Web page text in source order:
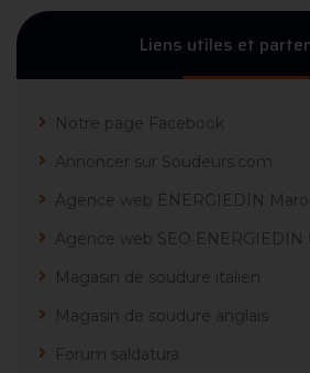
Liens utiles et
Notre page Facebook
Annoncer sur Soudeurs.com
Agence web ENERGIEDIN
Agence web SEO ENERGIEDIN
Magasin de soudure italien
Magasin de soudure anglais
Forum saldatura